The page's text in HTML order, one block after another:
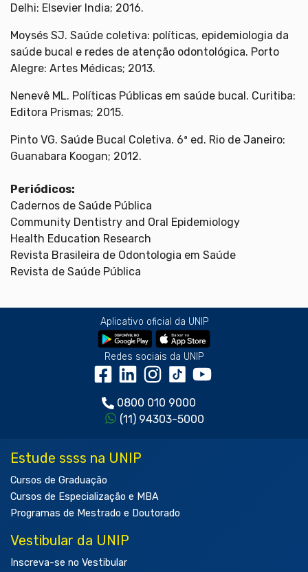
Delhi: Elsevier India; 2016.
Moysés SJ. Saúde coletiva: políticas, epidemiologia da
saúde bucal e redes de atenção odontológica. Porto
Alegre: Artes Médicas; 2013.
Nenevê ML. Políticas Públicas em saúde bucal. Curitiba:
Editora Prismas; 2015.
Pinto VG. Saúde Bucal Coletiva. 6ª ed. Rio de Janeiro:
Guanabara Koogan; 2012.
Periódicos:
Cadernos de Saúde Pública
Community Dentistry and Oral Epidemiology
Health Education Research
Revista Brasileira de Odontologia em Saúde
Revista de Saúde Pública
Aplicativo oficial da UNIP
Redes sociais da UNIP
0800 010 9000
(11) 94303-5000
Estude ssss na UNIP
Cursos de Graduação
Cursos de Especialização e MBA
Programas de Mestrado e Doutorado
Vestibular da UNIP
Inscreva-se no Vestibular